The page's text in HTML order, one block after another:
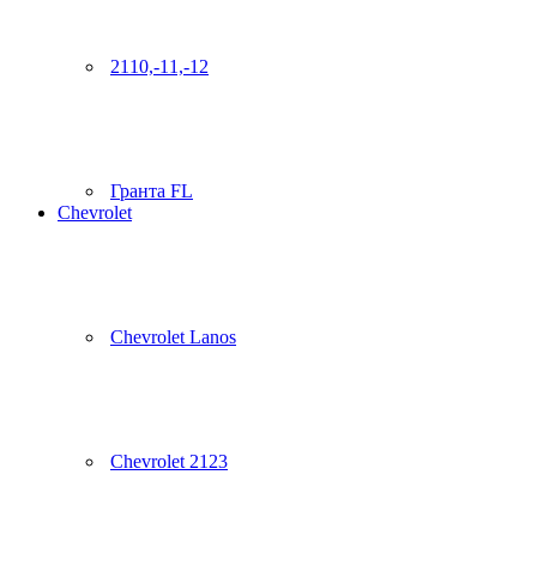
2110,-11,-12
Гранта FL
Chevrolet
Chevrolet Lanos
Chevrolet 2123